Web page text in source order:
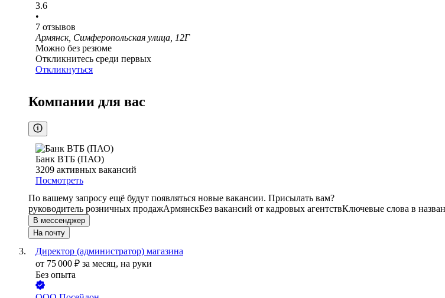
3.6
•
7 отзывов
Армянск, Симферопольская улица, 12Г
Можно без резюме
Откликнитесь среди первых
Откликнуться
Компании для вас
Банк ВТБ (ПАО)
3209 активных вакансий
Посмотреть
По вашему запросу ещё будут появляться новые вакансии. Присылать вам?
руководитель розничных продажАрмянскБез вакансий от кадровых агентствКлючевые слова в
В мессенджер
На почту
Директор (администратор) магазина
от 75 000 ₽ за месяц, на руки
Без опыта